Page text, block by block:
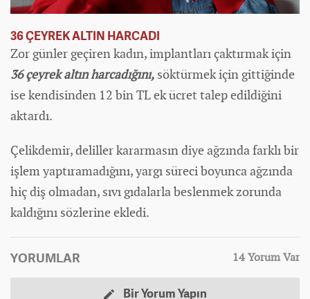
36 ÇEYREK ALTIN HARCADI
Zor günler geçirenkadın, implantları çaktırmak için
36 çeyrek altın harcadığını, söktürmek için gittiğinde
ise kendisinden 12 bin TL ek ücret talep edildiğini
aktardı.
Çelikdemir, deliller kararmasın diye ağzında farklı bir
işlem yaptıramadığını, yargı süreci boyunca ağzında
hiç diş olmadan, sıvı gıdalarla beslenmek zorunda
kaldığını sözlerine ekledi.
YORUMLAR 14 Yorum Var
Bir Yorum Yapın